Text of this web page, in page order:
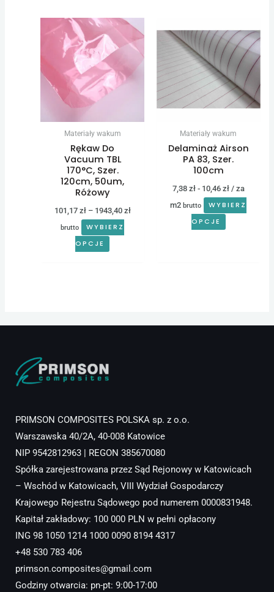
Materiały wakum
Rękaw Do
Vacuum TBL
170°C, Szer.
120cm, 50um,
Różowy
101,17 zł – 1943,40 zł
Zakres
cen:
od
101,17 zł
1943,40 zł
brutto
WYBIERZ
OPCJE
Ten
produkt
ma
wiele
wariantów.
można
na
stronie
produktu
Materiały wakum
Delaminaż Airson
PA 83, Szer.
100cm
7,38 zł- 10,46 zł/ za
m2brutto
WYBIERZ
OPCJE
PRIMSON COMPOSITES POLSKA sp. z o.o.
Warszawska 40/2A, 40-008 Katowice
NIP 9542812963 | REGON 385670080
Spółka zarejestrowana przez Sąd Rejonowy w Katowicach
– Wschód w Katowicach, VIII Wydział Gospodarczy
Krajowego Rejestru Sądowego pod numerem 0000831948.
Kapitał zakładowy: 100 000 PLN w pełni opłacony
ING 98 1050 1214 1000 0090 8194 4317
+48 530 783 406
primson.composites@gmail.com
Godziny otwarcia: pn-pt: 9:00-17:00